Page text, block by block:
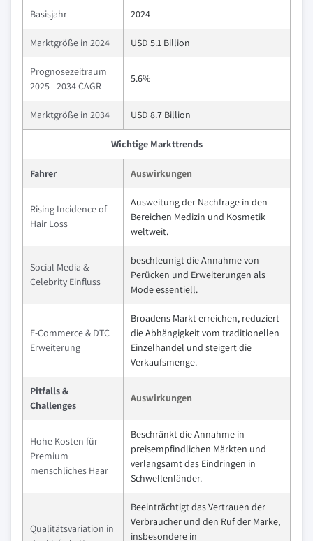
Basisjahr 2024
Marktgröße in 2024 USD 5.1 Billion
Prognosezeitraum
2025 - 2034 CAGR
5.6%
Marktgröße in 2034 USD 8.7 Billion
Wichtige Markttrends
Fahrer Auswirkungen
Rising Incidence of
Hair Loss
Ausweitung der Nachfrage in den
Bereichen Medizin und Kosmetik
weltweit.
Social Media &
Celebrity Einfluss
beschleunigt die Annahme von
Perücken und Erweiterungen als
Mode essentiell.
E-Commerce & DTC
Erweiterung
Broadens Markt erreichen, reduziert
die Abhängigkeit vom traditionellen
Einzelhandel und steigert die
Verkaufsmenge.
Pitfalls &
Challenges
Auswirkungen
Hohe Kosten für
Premium
menschliches Haar
Beschränkt die Annahme in
preisempfindlichen Märkten und
verlangsamt das Eindringen in
Schwellenländer.
Qualitätsvariation in
Beeinträchtigt das Vertrauen der
Verbraucher und den Ruf der Marke,
insbesondere in